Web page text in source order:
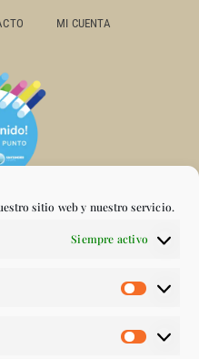
sitio web y nuestro servicio.
Siempre activo
MI CUENTA